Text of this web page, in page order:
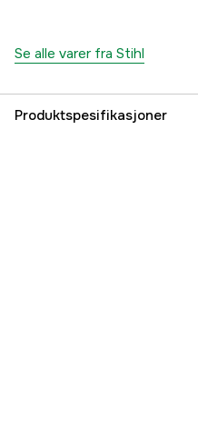
Se alle varer fra Stihl
Produktspesifikasjoner